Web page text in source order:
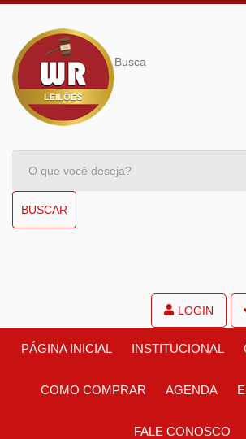
Busca
BUSCAR
LOGIN
PÁGINA INICIAL INSTITUCIONAL
COMO COMPRAR AGENDA
FALE CONOSCO